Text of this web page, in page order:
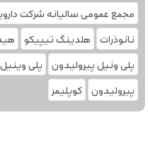
مجمع عمومی سالیانه شرکت
نانوذرات
هلدینگ تیپیکو
پلی ونیل پیرولیدون
پلی
پیرولیدون
کوپلیمر